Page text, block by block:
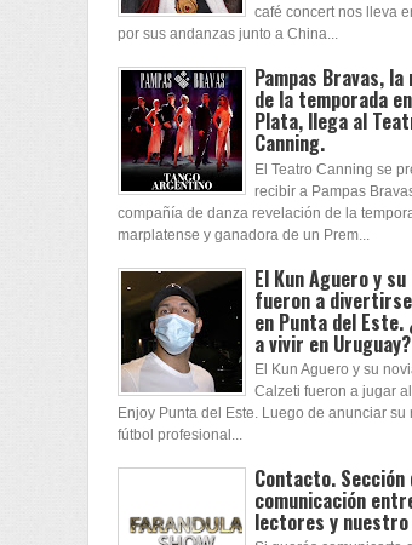
café concert nos lleva
por sus andanzas junto a China...
Pampas Bravas,
de la temporada
Plata, llega al
Canning.
El Teatro Canning se
recibir a Pampas
compañía de danza revelación de la
marplatense y ganadora de un Prem...
El Kun Aguero y su
fueron a
en Punta del Este.
a vivir en Uruguay?
El Kun Aguero y su
Calzeti fueron a jugar
Enjoy Punta del Este. Luego de anunciar su
fútbol profesional...
Contacto. Sección
comunicación
lectores y